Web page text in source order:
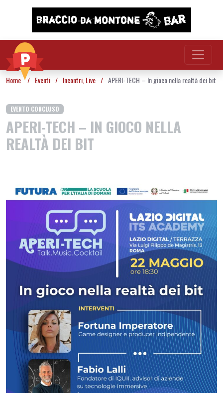
Vai al contenuto
Home / Eventi / Incontri Live / APERI-TECH – In gioco nella realtà dei bit
EVENTO CONCLUSO
APERI-TECH – IN GIOCO NELLA
REALTÀ DEI BIT